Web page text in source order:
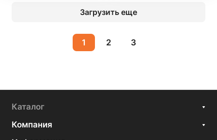
Загрузить еще
1 2 3
Каталог
Компания